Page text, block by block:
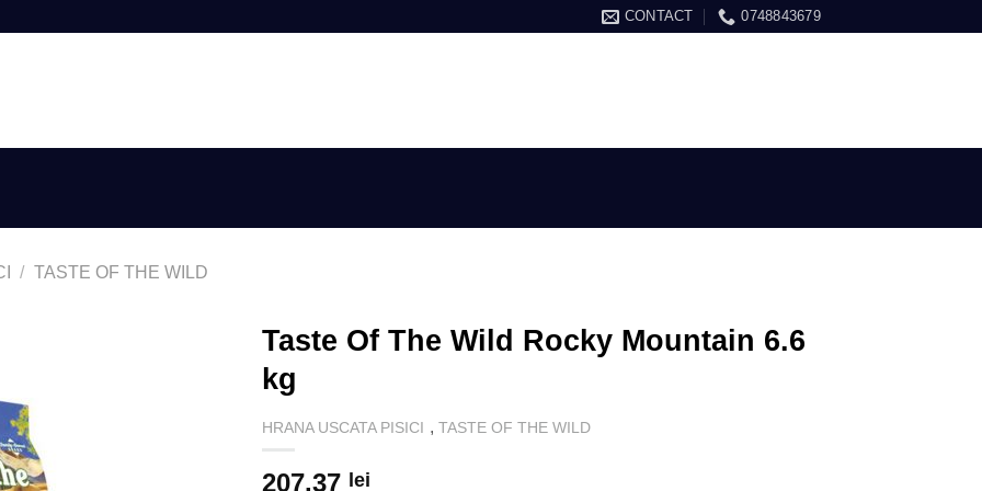
CONTACT 0748843679
/ TASTE OF THE WILD
Taste Of The Wild Rocky Mountain 6.6
kg
HRANA USCATA PISICI , TASTE OF THE WILD
207.37 lei